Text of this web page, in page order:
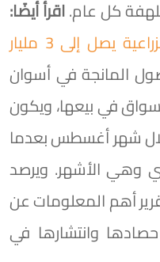
بلهفة كل عام.اقرأ أيضًا:
وزير الزراعة: حجم الصادرات الزراعية يصل إلى 3 مليار
المانجة في أسوان
في بيعها، ويكون
شهر أغسطس بعدما
وهي الأشهر. ويرصد
أهم المعلومات عن
وانتشارها في